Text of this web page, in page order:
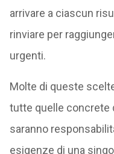
arrivare a ciascun
rinviare per
urgenti.
Molte di queste
tutte quelle concrete
saranno
esigenze di una